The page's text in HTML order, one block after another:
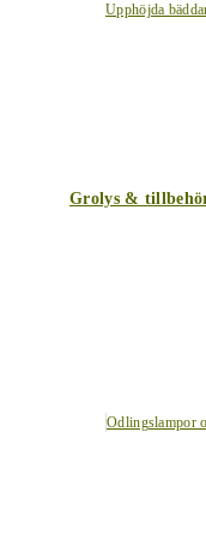
Upphöjda
Grolys &
Odlingslampor